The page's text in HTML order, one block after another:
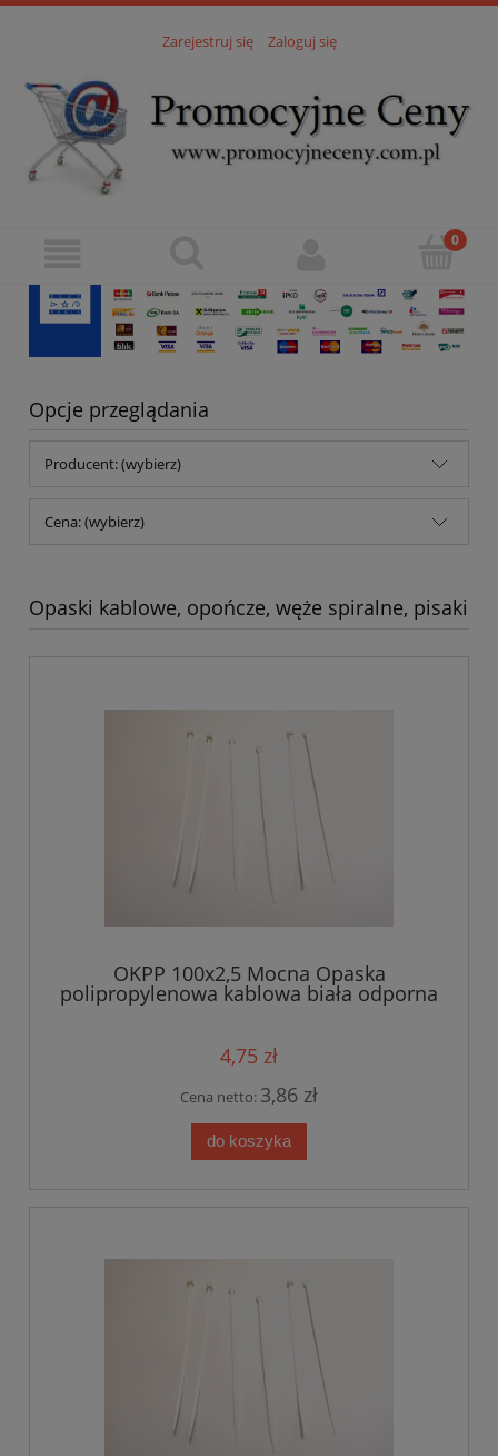
Zarejestruj się Zaloguj się
Opcje przeglądania
Producent: (wybierz)
Cena: (wybierz)
Opaski kablowe, opończe, węże spiralne, pisaki
OKPP 100x2,5 Mocna Opaska
polipropylenowa kablowa biała odporna
na działanie subst. chemicznych 100x2,5
4,75 zł
Cena netto: 3,86 zł
do koszyka